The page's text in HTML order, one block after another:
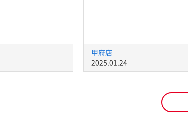
甲府店
2025.01.24